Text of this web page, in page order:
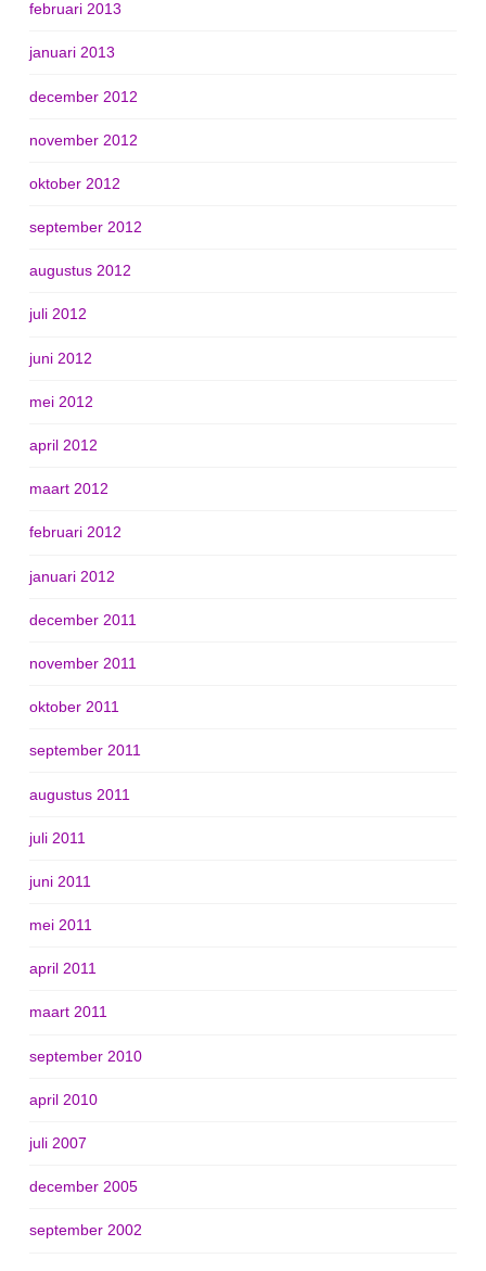
februari 2013
januari 2013
december 2012
november 2012
oktober 2012
september 2012
augustus 2012
juli 2012
juni 2012
mei 2012
april 2012
maart 2012
februari 2012
januari 2012
december 2011
november 2011
oktober 2011
september 2011
augustus 2011
juli 2011
juni 2011
mei 2011
april 2011
maart 2011
september 2010
april 2010
juli 2007
december 2005
september 2002